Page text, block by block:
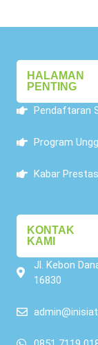
HALAMAN
PENTING
Pendaftaran
Program
Kabar
KONTAK
KAMI
Jl. Kebon
16830